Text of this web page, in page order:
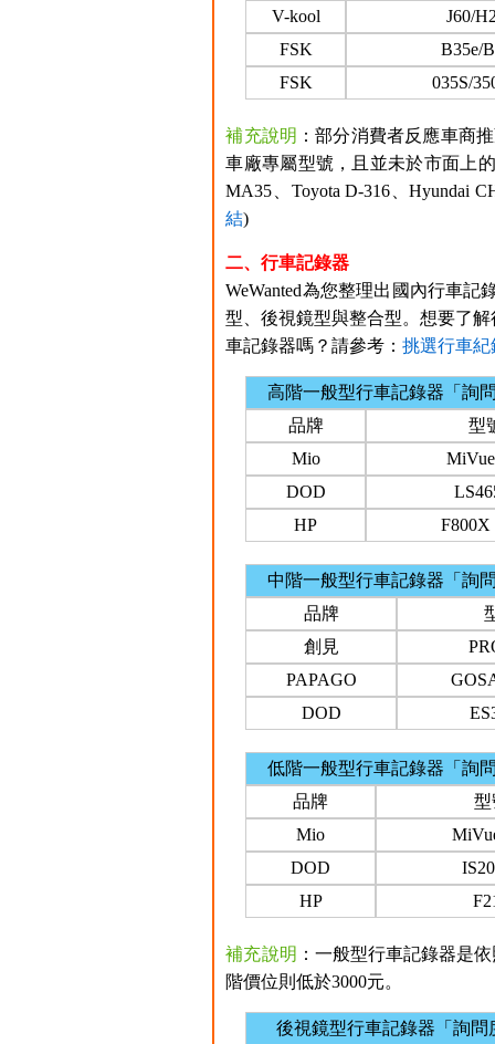
V-kool
J60/
FSK
B35e/
FSK
035S/
補充說明 ：部分消費者反應車商
車廠專屬型號，且並未於市面上
MA35、Toyota D-316、Hyundai
結)
二、行車記錄器
WeWanted為您整理出國內行車
型、後視鏡型與整合型。想要了
車記錄器嗎？請參考：挑選行車
高階一般型行車記錄器「詢
品牌
型
Mio
DOD
HP
中階一般型行車記錄器「詢
品牌
創見
PAPAGO
DOD
低階一般型行車記錄器「詢
品牌
型
Mio
DOD
HP
補充說明 ：一般型行車記錄器是
階價位則低於3000元。
後視鏡型行車記錄器「詢問